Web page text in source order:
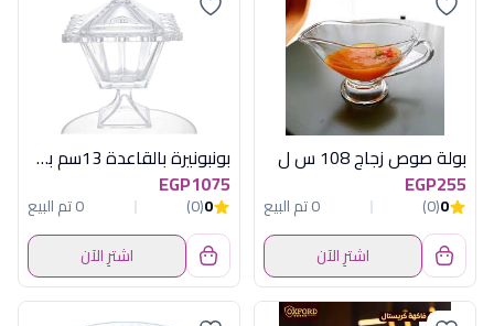
بولة صوص زجاج 108 س ل
EGP255
0
(0)
0 تم البيع
اشترِ الآن
بونبونيرة بالقاعدة 13سم بيرسيد
EGP1075
0
(0)
0 تم البيع
اشترِ الآن